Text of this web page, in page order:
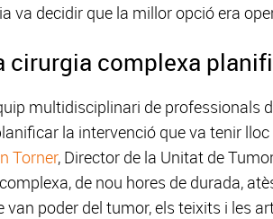
va decidir que la millor opció era
cirurgia complexa
multidisciplinari de professionals
la intervenció que va tenir
Torner, Director de la Unitat de
de nou hores de durada,
van poder del tumor, els teixits i les